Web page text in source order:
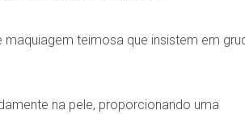
teimosa que insistem em
na pele, proporcionando uma